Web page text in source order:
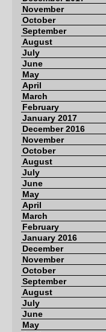
November
October
September
August
July
June
May
April
March
February
January 2017
December 2016
November
October
August
July
June
May
April
March
February
January 2016
December
November
October
September
August
July
June
May